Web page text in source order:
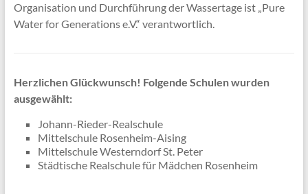
Organisation und Durchführung der Wassertage ist „Pure
Water for Generations e.V.“ verantwortlich.
Herzlichen Glückwunsch! Folgende Schulenwurden
ausgewählt:
Johann-Rieder-Realschule
Mittelschule Rosenheim-Aising
Mittelschule Westerndorf St. Peter
Städtische Realschule für Mädchen Rosenheim